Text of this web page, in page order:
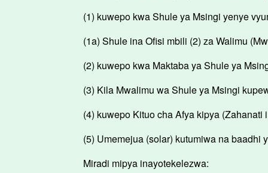
(1) kuwepo kwa Shule ya Msingi yenye
(1a) Shule ina Ofisi mbili (2) za Walimu
(2) kuwepo kwa Maktaba ya Shule ya
(3) Kila Mwalimu wa Shule ya Msingi
(4) kuwepo Kituo cha Afya kipya
(5) Umemejua (solar) kutumiwa na
Miradi mipya inayotekelezwa: